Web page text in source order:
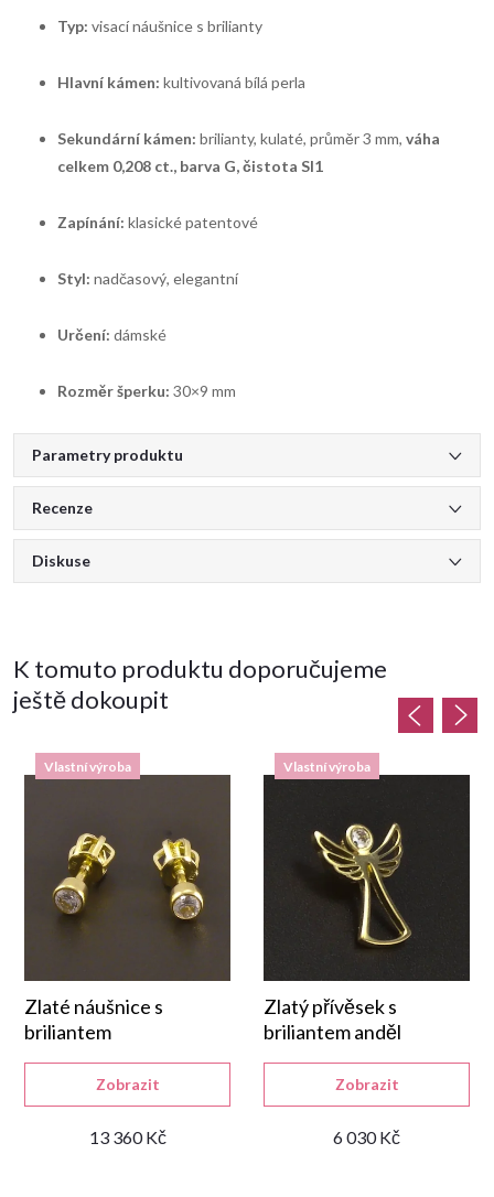
Typ: visací náušnice s brilianty
Hlavní kámen: kultivovaná bílá perla
Sekundární kámen: brilianty, kulaté, průměr 3 mm, váha
celkem 0,208 ct., barva G, čistota SI1
Zapínání: klasické patentové
Styl: nadčasový, elegantní
Určení: dámské
Rozměr šperku: 30×9 mm
Parametry produktu
Recenze
Diskuse
K tomuto produktu doporučujeme
ještě dokoupit
Vlastní výroba
Zlaté náušnice s
briliantem
13 360 Kč
Zobrazit
Vlastní výroba
Zlatý přívěsek s
briliantem anděl
6 030 Kč
Zobrazit